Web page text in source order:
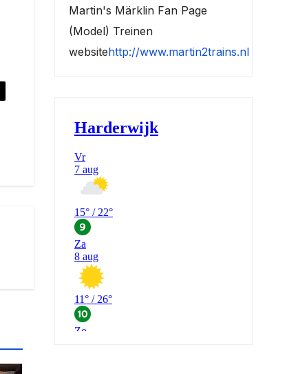
Martin's Märklin Fan Page
(Model) Treinen
websitehttp://www.martin2trains.nl